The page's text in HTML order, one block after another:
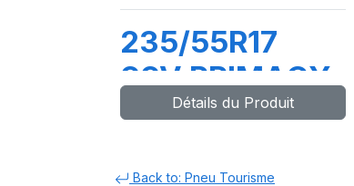
235/55R17
99V PRIMACY
5
Détails du Produit
Back to: Pneu Tourisme